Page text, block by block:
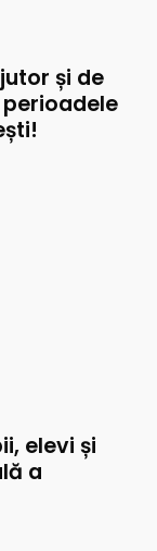
și de
elevi și
a